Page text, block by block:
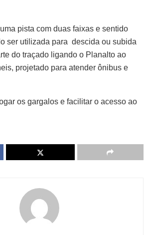
pista com duas faixas e sentido
ser utilizada para descida ou subida
do traçado ligando o Planalto ao
projetado para atender ônibus e
os gargalos e facilitar o acesso ao